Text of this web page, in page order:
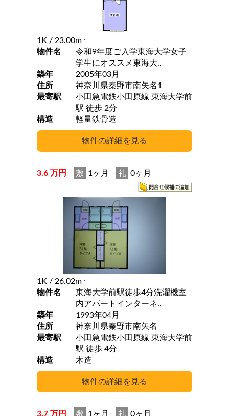
1K / 23.00m 2
物件名
令和9年度ご入学東海大学女子
学生にオススメ東海大..
築年
2005年03月
住所
神奈川県秦野市南矢名1
最寄駅
小田急電鉄小田原線 東海大学前
駅 徒歩 2分
構造
軽量鉄骨造
3.6 万円 敷 1ヶ月 礼 0ヶ月
1K / 26.02m 2
物件名
東海大学前駅徒歩4分洗濯機室
内アパートインターネ..
築年
1993年04月
住所
神奈川県秦野市南矢名
最寄駅
小田急電鉄小田原線 東海大学前
駅 徒歩 4分
構造
木造
3.7 万円 敷 1ヶ月 礼 0ヶ月